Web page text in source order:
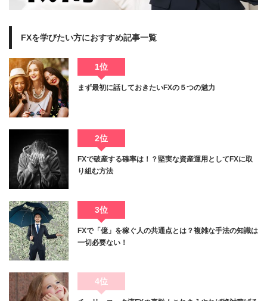
FXを学びたい方におすすめ記事一覧
1位
まず最初に話しておきたいFXの５つの魅力
2位
FXで破産する確率は！？堅実な資産運用としてFXに取
り組む方法
3位
FXで「億」を稼ぐ人の共通点とは？複雑な手法の知識は
一切必要ない！
4位